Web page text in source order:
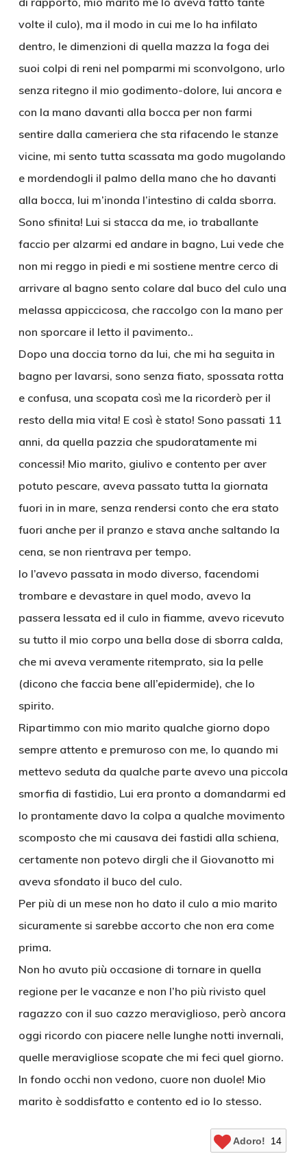
volte il culo), ma il modo in cui me lo ha infilato
dentro, le dimenzioni di quella mazza la foga dei
suoi colpi di reni nel pomparmi mi sconvolgono, urlo
senza ritegno il mio godimento-dolore, lui ancora e
con la mano davanti alla bocca per non farmi
sentire dalla cameriera che sta rifacendo le stanze
vicine, mi sento tutta scassata ma godo mugolando
e mordendogli il palmo della mano che ho davanti
alla bocca, lui m’inonda l’intestino di calda sborra.
Sono sfinita! Lui si stacca da me, io traballante
faccio per alzarmi ed andare in bagno, Lui vede che
non mi reggo in piedi e mi sostiene mentre cerco di
arrivare al bagno sento colare dal buco del culo una
melassa appiccicosa, che raccolgo con la mano per
non sporcare il letto il pavimento..
Dopo una doccia torno da lui, che mi ha seguita in
bagno per lavarsi, sono senza fiato, spossata rotta
e confusa, una scopata così me la ricorderò per il
resto della mia vita! E così è stato! Sono passati 11
anni, da quella pazzia che spudoratamente mi
concessi! Mio marito, giulivo e contento per aver
potuto pescare, aveva passato tutta la giornata
fuori in in mare, senza rendersi conto che era stato
fuori anche per il pranzo e stava anche saltando la
cena, se non rientrava per tempo.
Io l’avevo passata in modo diverso, facendomi
trombare e devastare in quel modo, avevo la
passera lessata ed il culo in fiamme, avevo ricevuto
su tutto il mio corpo una bella dose di sborra calda,
che mi aveva veramente ritemprato, sia la pelle
(dicono che faccia bene all’epidermide), che lo
spirito.
Ripartimmo con mio marito qualche giorno dopo
sempre attento e premuroso con me, Io quando mi
mettevo seduta da qualche parte avevo una piccola
smorfia di fastidio, Lui era pronto a domandarmi ed
Io prontamente davo la colpa a qualche movimento
scomposto che mi causava dei fastidi alla schiena,
certamente non potevo dirgli che il Giovanotto mi
aveva sfondato il buco del culo.
Per più di un mese non ho dato il culo a mio marito
sicuramente si sarebbe accorto che non era come
prima.
Non ho avuto più occasione di tornare in quella
regione per le vacanze e non l’ho più rivisto quel
ragazzo con il suo cazzo meraviglioso, però ancora
oggi ricordo con piacere nelle lunghe notti invernali,
quelle meravigliose scopate che mi feci quel giorno.
In fondo occhi non vedono, cuore non duole! Mio
marito è soddisfatto e contento ed io lo stesso.
Adoro! 14